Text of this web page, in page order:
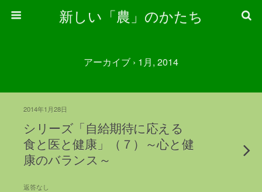
新しい「農」のかたち
アーカイブ › 1月, 2014
2014年1月28日
シリーズ「自給期待に応える
食と医と健康」（７）～心と健
康のバランス～
返答なし